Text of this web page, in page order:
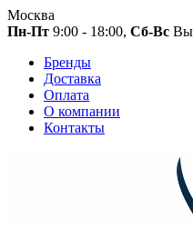
Москва
Пн-Пт 9:00 - 18:00, Сб-Вс
Бренды
Доставка
Оплата
О компании
Контакты